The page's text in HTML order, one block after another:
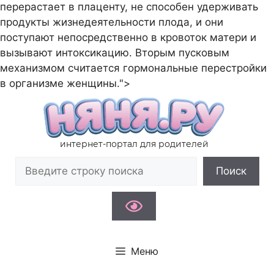
перерастает в плаценту, не способен удерживать
продукты жизнедеятельности плода, и они
поступают непосредственно в кровоток матери и
вызывают интоксикацию. Вторым пусковым
механизмом считается гормональные перестройки
в организме женщины.">
к
содержимому
интернет-портал для родителей
Поиск
Меню